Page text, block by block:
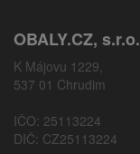
OBALY.CZ, s.r.o.
K Májovu 1229,
537 01 Chrudim
IČO: 25113224
DIČ: CZ25113224